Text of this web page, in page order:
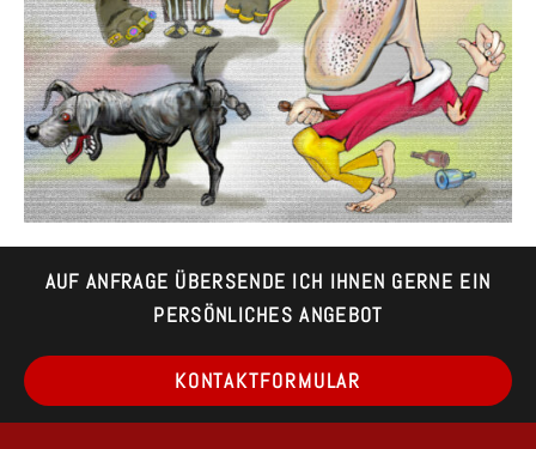
AUF ANFRAGE ÜBERSENDE ICH IHNEN GERNE EIN
PERSÖNLICHES ANGEBOT
KONTAKTFORMULAR
in